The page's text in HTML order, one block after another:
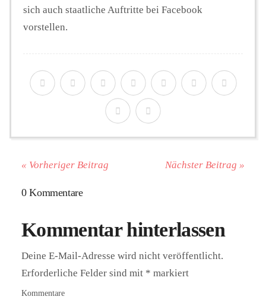
sich auch staatliche Auftritte bei Facebook
vorstellen.
« Vorheriger Beitrag Nächster Beitrag »
0 Kommentare
Kommentar hinterlassen
Deine E-Mail-Adresse wird nicht veröffentlicht.
Erforderliche Felder sind mit * markiert
Kommentare